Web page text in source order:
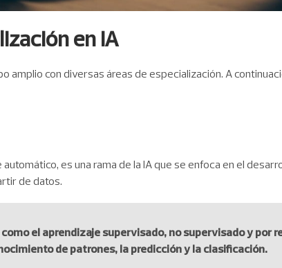
en IA
amplio con diversas áreas de especialización. A
automático, es una rama de la IA que se enfoca en el
de datos.
el aprendizaje supervisado, no supervisado y por
de patrones, la predicción y la clasificación.